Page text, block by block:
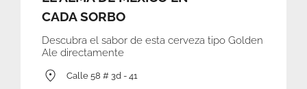
CADA SORBO
Descubra el sabor de esta cerveza tipo Golden
Ale directamente
Calle 58 # 3d - 41